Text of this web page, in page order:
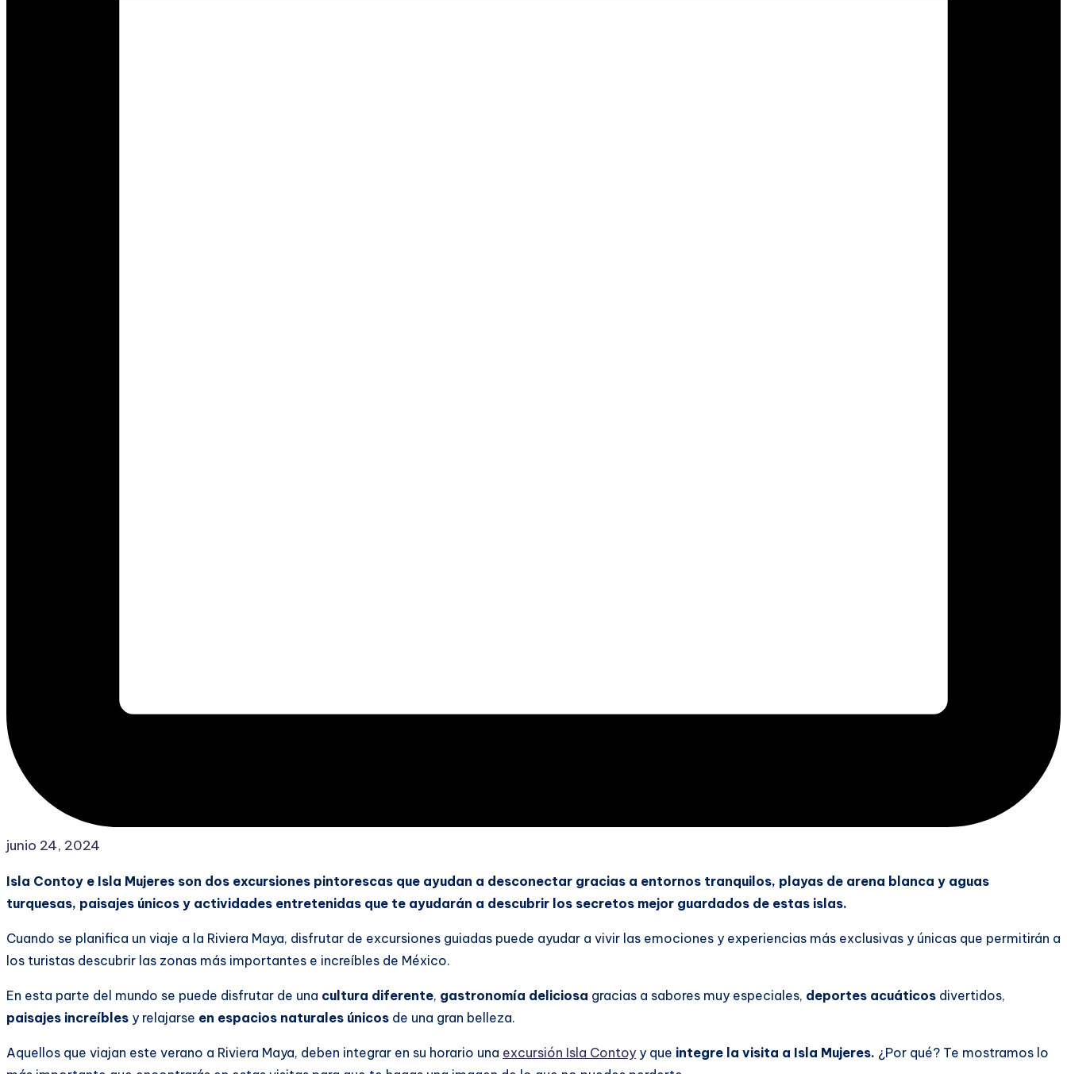
junio 24, 2024
Isla Contoy e Isla Mujeres son dos excursiones pintorescas que ayudan a desconectar gracias a entornos tranquilos, playas de arena blanca y aguas
turquesas, paisajes únicos y actividades entretenidas que te ayudarán a descubrir los secretos mejor guardados de estas islas.
Cuando se planifica un viaje a la Riviera Maya, disfrutar de excursiones guiadas puede ayudar a vivir las emociones y experiencias más exclusivas y únicas que permitirán a
los turistas descubrir las zonas más importantes e increíbles de México.
En esta parte del mundo se puede disfrutar de una cultura diferente, gastronomía deliciosa gracias a sabores muy especiales, deportes acuáticos divertidos,
paisajes increíbles y relajarse en espacios naturales únicos de una gran belleza.
Aquellos que viajan este verano a Riviera Maya, deben integrar en su horario una excursión Isla Contoy y que integre la visita a Isla Mujeres. ¿Por qué? Te mostramos lo